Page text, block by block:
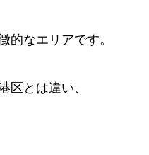
的なエリアです。
区とは違い、